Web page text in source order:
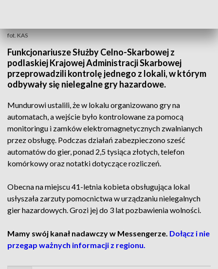
fot. KAS
Funkcjonariusze Służby Celno-Skarbowej z
podlaskiej Krajowej Administracji Skarbowej
przeprowadzili kontrolę jednego z lokali, w którym
odbywały się nielegalne gry hazardowe.
Mundurowi ustalili, że w lokalu organizowano gry na
automatach, a wejście było kontrolowane za pomocą
monitoringu i zamków elektromagnetycznych zwalnianych
przez obsługę. Podczas działań zabezpieczono sześć
automatów do gier, ponad 2,5 tysiąca złotych, telefon
komórkowy oraz notatki dotyczące rozliczeń.
Obecna na miejscu 41-letnia kobieta obsługująca lokal
usłyszała zarzuty pomocnictwa w urządzaniu nielegalnych
gier hazardowych. Grozi jej do 3 lat pozbawienia wolności.
Mamy swój kanał nadawczy w Messengerze. Dołącz i nie
przegap ważnych informacji z regionu.